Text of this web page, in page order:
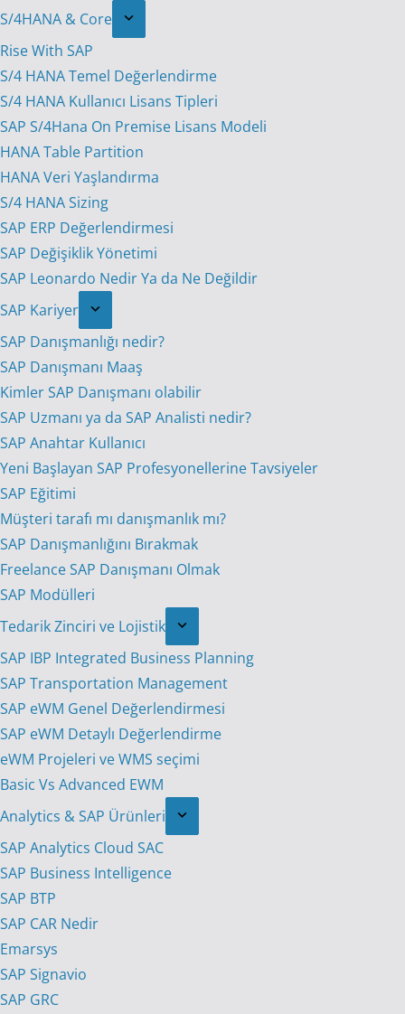
S/4HANA & Core
Rise With SAP
S/4 HANA Temel Değerlendirme
S/4 HANA Kullanıcı Lisans Tipleri
SAP S/4Hana On Premise Lisans Modeli
HANA Table Partition
HANA Veri Yaşlandırma
S/4 HANA Sizing
SAP ERP Değerlendirmesi
SAP Değişiklik Yönetimi
SAP Leonardo Nedir Ya da Ne Değildir
SAP Kariyer
SAP Danışmanlığı nedir?
SAP Danışmanı Maaş
Kimler SAP Danışmanı olabilir
SAP Uzmanı ya da SAP Analisti nedir?
SAP Anahtar Kullanıcı
Yeni Başlayan SAP Profesyonellerine Tavsiyeler
SAP Eğitimi
Müşteri tarafı mı danışmanlık mı?
SAP Danışmanlığını Bırakmak
Freelance SAP Danışmanı Olmak
SAP Modülleri
Tedarik Zinciri ve Lojistik
SAP IBP Integrated Business Planning
SAP Transportation Management
SAP eWM Genel Değerlendirmesi
SAP eWM Detaylı Değerlendirme
eWM Projeleri ve WMS seçimi
Basic Vs Advanced EWM
Analytics & SAP Ürünleri
SAP Analytics Cloud SAC
SAP Business Intelligence
SAP BTP
SAP CAR Nedir
Emarsys
SAP Signavio
SAP GRC